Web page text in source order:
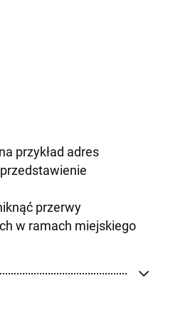
przykład adres
przerwy
w ramach miejskiego